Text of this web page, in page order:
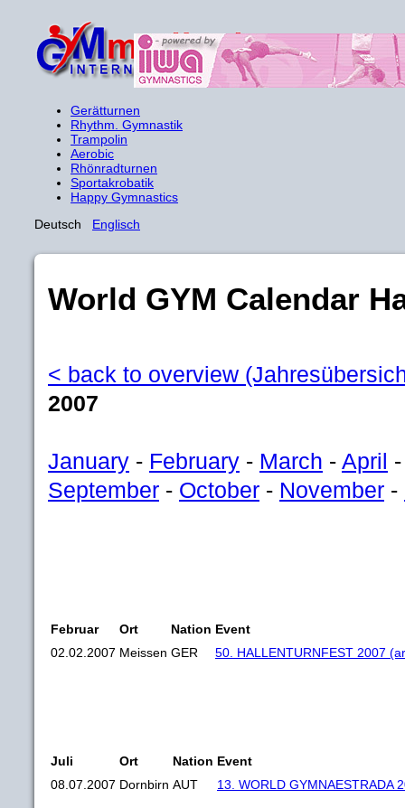
Gerätturnen
Rhythm. Gymnastik
Trampolin
Aerobic
Rhönradturnen
Sportakrobatik
Happy Gymnastics
Deutsch Englisch
World GYM Calendar
< back to overview
2007
January - February - March - April
September - October - November -
Februar Ort Nation Event
02.02.2007 Meissen GER 50. HALLENTURNFEST 2007
Juli Ort Nation Event
08.07.2007 Dornbirn AUT 13. WORLD GYMNAESTRADA